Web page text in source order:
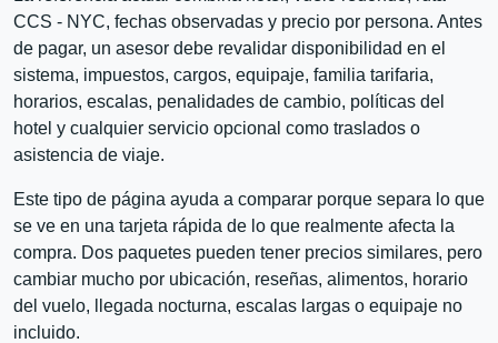
CCS - NYC, fechas observadas y precio por persona. Antes
de pagar, un asesor debe revalidar disponibilidad en el
sistema, impuestos, cargos, equipaje, familia tarifaria,
horarios, escalas, penalidades de cambio, políticas del
hotel y cualquier servicio opcional como traslados o
asistencia de viaje.
Este tipo de página ayuda a comparar porque separa lo que
se ve en una tarjeta rápida de lo que realmente afecta la
compra. Dos paquetes pueden tener precios similares, pero
cambiar mucho por ubicación, reseñas, alimentos, horario
del vuelo, llegada nocturna, escalas largas o equipaje no
incluido.